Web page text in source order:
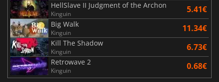
HellSlave II Judgment of the Archon
Kinguin 5.41€
Big Walk
Kinguin 11.34€
Kill The Shadow
Kinguin 6.73€
Retrowave 2
Kinguin 0.68€